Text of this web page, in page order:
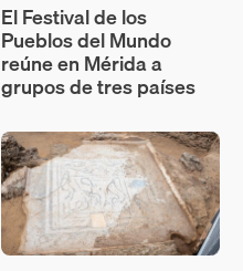
El Festival de los
Pueblos del Mundo
reúne en Mérida a
grupos de tres países